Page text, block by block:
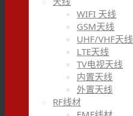
WIFI 天线
GSM天线
UHF/VHF天线
LTE天线
TV电视天线
内置天线
外置天线
RF线材